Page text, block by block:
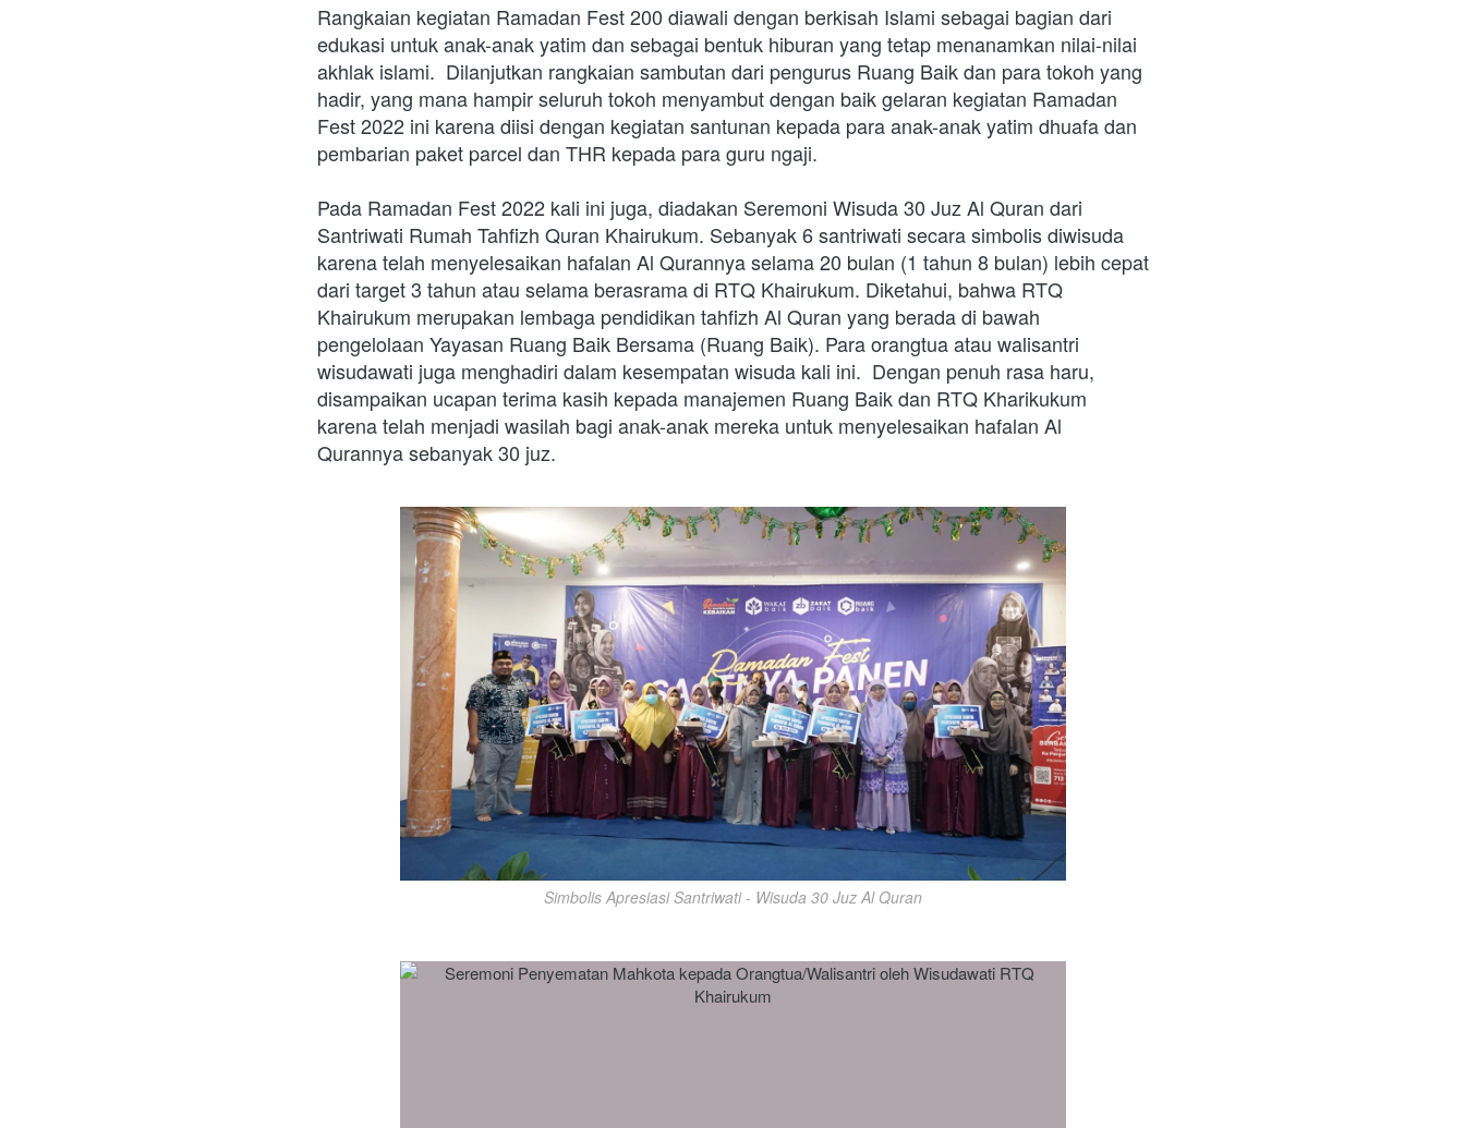
Rangkaian kegiatan Ramadan Fest 200 diawali dengan berkisah Islami sebagai bagian dari
edukasi untuk anak-anak yatim dan sebagai bentuk hiburan yang tetap menanamkan nilai-nilai
akhlak islami.  Dilanjutkan rangkaian sambutan dari pengurus Ruang Baik dan para tokoh yang
hadir, yang mana hampir seluruh tokoh menyambut dengan baik gelaran kegiatan Ramadan
Fest 2022 ini karena diisi dengan kegiatan santunan kepada para anak-anak yatim dhuafa dan
pembarian paket parcel dan THR kepada para guru ngaji.
Pada Ramadan Fest 2022 kali ini juga, diadakan Seremoni Wisuda 30 Juz Al Quran dari
Santriwati Rumah Tahfizh Quran Khairukum. Sebanyak 6 santriwati secara simbolis diwisuda
karena telah menyelesaikan hafalan Al Qurannya selama 20 bulan (1 tahun 8 bulan) lebih cepat
dari target 3 tahun atau selama berasrama di RTQ Khairukum. Diketahui, bahwa RTQ
Khairukum merupakan lembaga pendidikan tahfizh Al Quran yang berada di bawah
pengelolaan Yayasan Ruang Baik Bersama (Ruang Baik). Para orangtua atau walisantri
wisudawati juga menghadiri dalam kesempatan wisuda kali ini.  Dengan penuh rasa haru,
disampaikan ucapan terima kasih kepada manajemen Ruang Baik dan RTQ Kharikukum
karena telah menjadi wasilah bagi anak-anak mereka untuk menyelesaikan hafalan Al
Qurannya sebanyak 30 juz.
Simbolis Apresiasi Santriwati - Wisuda 30 Juz Al Quran